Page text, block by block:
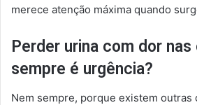
merece atenção máxima quando
Perder urina com dor
sempre é urgência?
Nem sempre, porque existem outras